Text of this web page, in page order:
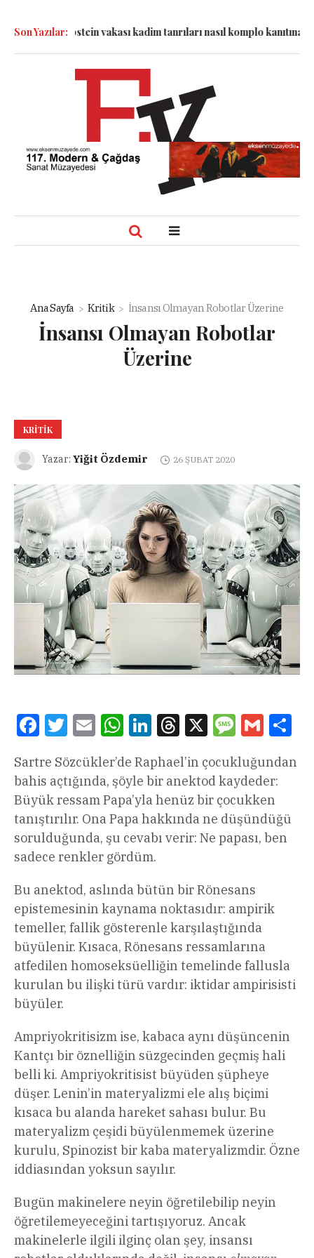
Son Yazılar:Epstein vakası kadim tanrıları nasıl komplo kanıtına
Ana Sayfa Kritik İnsansı Olmayan Robotlar Üzerine
İnsansı Olmayan Robotlar
Üzerine
KRITIK
Yazar: Yiğit Özdemir 26 ŞUBAT 2020
FacebookTwitterEmail WhatsAppLinkedInThreads
X Message
Gmail
Sartre Sözcükler’de Raphael’in çocukluğundan
bahis açtığında, şöyle bir anektod kaydeder:
Büyük ressam Papa’yla henüz bir çocukken
tanıştırılır. Ona Papa hakkında ne düşündüğü
sorulduğunda, şu cevabı verir: Ne papası, ben
sadece renkler gördüm.
Bu anektod, aslında bütün bir Rönesans
epistemesinin kaynama noktasıdır: ampirik
temeller, fallik gösterenle karşılaştığında
büyülenir. Kısaca, Rönesans ressamlarına
atfedilen homoseksüelliğin temelinde fallusla
kurulan bu ilişki türü vardır: iktidar ampirisisti
büyüler.
Ampriyokritisizm ise, kabaca aynı düşüncenin
Kantçı bir öznelliğin süzgecinden geçmiş hali
belli ki. Ampriyokritisist büyüden şüpheye
düşer. Lenin’in materyalizmi ele alış biçimi
kısaca bu alanda hareket sahası bulur. Bu
materyalizm çeşidi büyülenmemek üzerine
kurulu, Spinozist bir kaba materyalizmdir. Özne
iddiasından yoksun sayılır.
Bugün makinelere neyin öğretilebilip neyin
öğretilemeyeceğini tartışıyoruz. Ancak
makinelerle ilgili ilginç olan şey, insansı